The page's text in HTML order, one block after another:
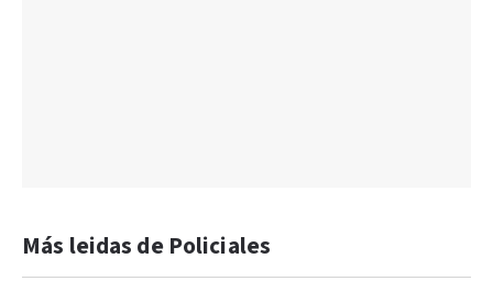
Más leidas de Policiales